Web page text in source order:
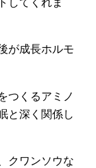
が成長ホルモ
つくるアミノ
と深く関係し
クワンソウな